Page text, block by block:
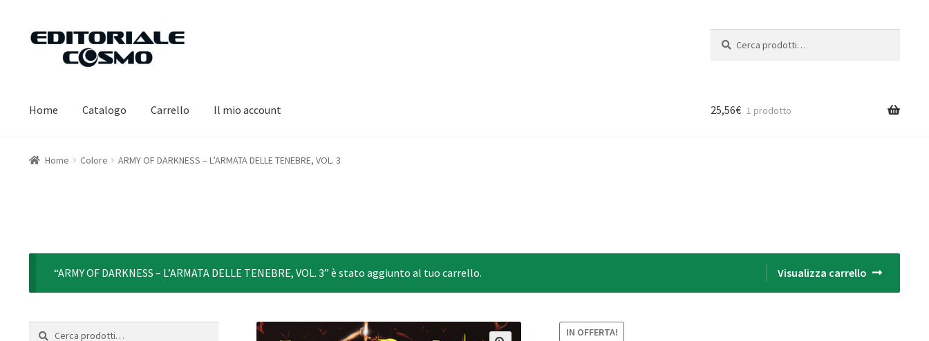
Vai
navigazione
Vai
Home Catalogo Carrello Il mio account 25,56€ 1 prodotto
Home Colore ARMY OF DARKNESS – L’ARMATA DELLE TENEBRE, VOL. 3
Visualizza carrello
“ARMY OF DARKNESS – L’ARMATA DELLE TENEBRE, VOL. 3” è stato aggiunto al tuo carrello.
IN OFFERTA!
Cerca:
Cerca